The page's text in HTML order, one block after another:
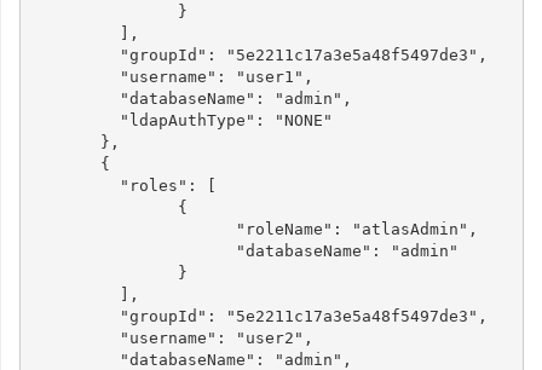
}
],
"groupId" : "5e2211c17a3e5a48f5497de3" ,
"username" : "user1" ,
"databaseName" : "admin" ,
"ldapAuthType" :
"NONE"
},
{
"roles" :
[
{
"roleName" : "atlasAdmin" ,
"databaseName" :
"admin"
}
],
"groupId" : "5e2211c17a3e5a48f5497de3" ,
"username" : "user2" ,
"databaseName" : "admin" ,